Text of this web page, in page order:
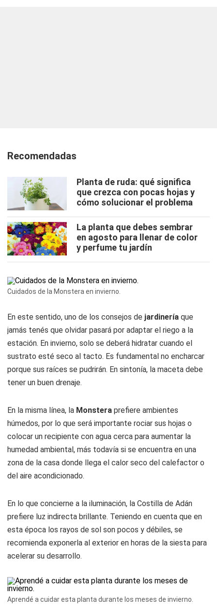
Recomendadas
Planta de ruda: qué significa
que crezca con pocas hojas y
cómo solucionar el problema
La planta que debes sembrar
en agosto para llenar de color
y perfume tu jardín
Cuidados de la Monstera en invierno.
En este sentido, uno de los consejos de jardinería que
jamás tenés que olvidar pasará por adaptar el riego a la
estación. En invierno, solo se deberá hidratar cuando el
sustrato esté seco al tacto. Es fundamental no encharcar
porque sus raíces se pudrirán. En sintonía, la maceta debe
tener un buen drenaje.
En la misma línea, la Monstera prefiere ambientes
húmedos, por lo que será importante rociar sus hojas o
colocar un recipiente con agua cerca para aumentar la
humedad ambiental, más todavía si se encuentra en una
zona de la casa donde llega el calor seco del calefactor o
del aire acondicionado.
En lo que concierne a la iluminación, la Costilla de Adán
prefiere luz indirecta brillante. Teniendo en cuenta que en
esta época los rayos de sol son pocos y débiles, se
recomienda exponerla al exterior en horas de la siesta para
acelerar su desarrollo.
Aprendé a cuidar esta planta durante los meses de invierno.